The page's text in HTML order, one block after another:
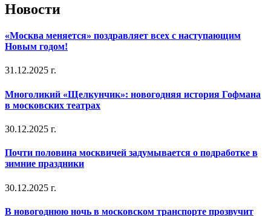
Новости
«Москва меняется» поздравляет всех с наступающим
Новым годом!
31.12.2025 г.
Многоликий «Щелкунчик»: новогодняя история Гофмана
в московских театрах
30.12.2025 г.
Почти половина москвичей задумывается о подработке в
зимние праздники
30.12.2025 г.
В новогоднюю ночь в московском транспорте прозвучит